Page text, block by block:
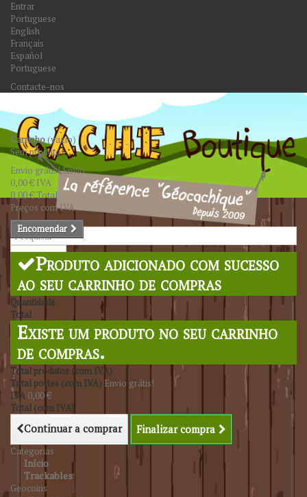
Entrar
Portuguese
English
Français
Español
Portuguese
Contacte-nos
Pesquisar
Carrinho(vazio)
Sem produtos
Envio grátis!Envio
0,00 € IVA
0,00 €Total
Preços com IVA
Encomendar
Produto adicionado com sucesso
ao seu carrinho de compras
Quantidade
Total
Existe um produto no seu carrinho
de compras.
Total produtos (com IVA)
Total portes (com IVA) Envio grátis!
IVA 0,00 €
Total (com IVA)
Continuar a comprar Finalizar compra
Categorias
Início
Trackables
Geocoins